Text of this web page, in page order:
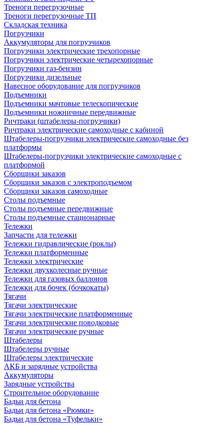
Треноги перегрузочные
Треноги перегрузочные ТП
Складская техника
Погрузчики
Аккумуляторы для погрузчиков
Погрузчики электрические трехопорные
Погрузчики электрические четырехопорные
Погрузчики газ-бензин
Погрузчики дизельные
Навесное оборудование для погрузчиков
Подъемники
Подъемники мачтовые телескопические
Подъемники ножничные передвижные
Ричтраки (штабелеры-погрузчики)
Ричтраки электрические самоходные с кабиной
Штабелеры-погрузчики электрические самоходные без
платформы
Штабелеры-погрузчики электрические самоходные с
платформой
Сборщики заказов
Сборщики заказов с электроподъемом
Сборщики заказов самоходные
Столы подъемные
Столы подъемные передвижные
Столы подъемные стационарные
Тележки
Запчасти для тележки
Тележки гидравлические (роклы)
Тележки платформенные
Тележки электрические
Тележки двухколесные ручные
Тележки для газовых баллонов
Тележки для бочек (бочкокаты)
Тягачи
Тягачи электрические
Тягачи электрические платформенные
Тягачи электрические поводковые
Тягачи электрические ручные
Штабелеры
Штабелеры ручные
Штабелеры электрические
АКБ и зарядные устройства
Аккумуляторы
Зарядные устройства
Строительное оборудование
Бадьи для бетона
Бадьи для бетона «Рюмки»
Бадьи для бетона «Туфельки»